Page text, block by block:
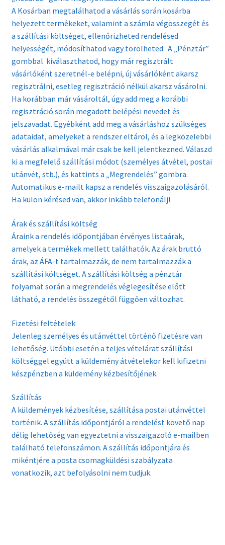
Referenciáink
Kapcsolat – Stamina Sportruházat
Kosár
A Kosárban megtalálhatod a vásárlás során kosárba
helyezett termékeket, valamint a számla végösszegét és
a szállítási költséget, ellenőrizheted rendelésed
helyességét, módosíthatod vagy törölheted. A „Pénztár”
gombbal kiválaszthatod, hogy már regisztrált
vásárlóként szeretnél-e belépni, új vásárlóként akarsz
regisztrálni, esetleg regisztráció nélkül akarsz vásárolni.
Ha korábban már vásároltál, úgy add meg a korábbi
regisztráció során megadott belépési nevedet és
jelszavadat. Egyébként add meg a vásárláshoz szükséges
adataidat, amelyeket a rendszer eltárol, és a legközelebbi
vásárlás alkalmával már csak be kell jelentkezned. Válaszd
ki a megfelelő szállítási módot (személyes átvétel, postai
utánvét, stb.), és kattints a „Megrendelés” gombra.
Automatikus e-mailt kapsz a rendelés visszaigazolásáról.
Ha külön kérésed van, akkor inkább telefonálj!
Árak és szállítási költség
Áraink a rendelés időpontjában érvényes listaárak,
amelyek a termékek mellett találhatók. Az árak bruttó
árak, az ÁFA-t tartalmazzák, de nem tartalmazzák a
szállítási költséget. A szállítási költség a pénztár
folyamat során a megrendelés véglegesítése előtt
látható, a rendelés összegétől függően változhat.
Fizetési feltételek
Jelenleg személyes és utánvéttel történő fizetésre van
lehetőség. Utóbbi esetén a teljes vételárat szállítási
költséggel együtt a küldemény átvételekor kell kifizetni
készpénzben a küldemény kézbesítőjének.
Szállítás
A küldemények kézbesítése, szállítása postai utánvéttel
történik. A szállítás időpontjáról a rendelést követő nap
délig lehetőség van egyeztetni a visszaigazoló e-mailben
található telefonszámon. A szállítás időpontjára és
mikéntjére a posta csomagküldési szabályzata
vonatkozik, azt befolyásolni nem tudjuk.